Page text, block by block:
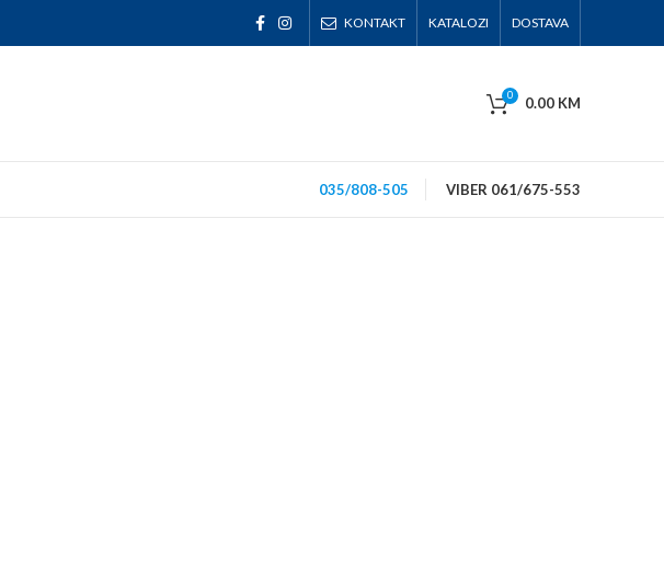
KONTAKT KATALOZI DOSTAVA
0 0.00 KM
035/808-505 VIBER 061/675-553